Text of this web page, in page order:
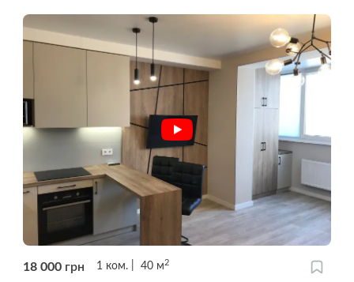
18 000 грн 1 ком. 40 м 2